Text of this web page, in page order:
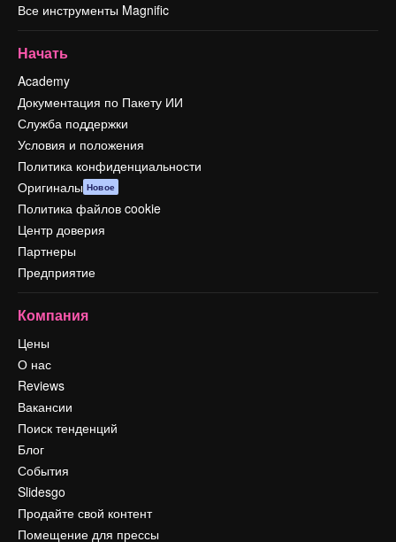
Все инструменты Magnific
Начать
Academy
Документация по Пакету ИИ
Служба поддержки
Условия и положения
Политика конфиденциальности
Оригиналы Новое
Политика файлов cookie
Центр доверия
Партнеры
Предприятие
Компания
Цены
О нас
Reviews
Вакансии
Поиск тенденций
Блог
События
Slidesgo
Продайте свой контент
Помещение для прессы